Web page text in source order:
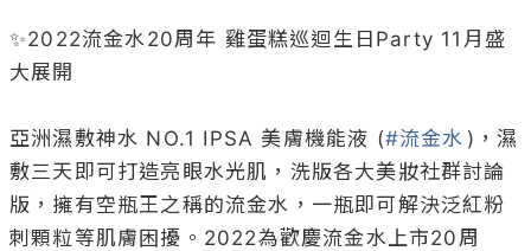
✨2022流金水20周年 雞蛋糕巡迴生日Party 11月盛
大展開
亞洲濕敷神水 NO.1 IPSA 美膚機能液 (#流金水 )，濕
敷三天即可打造亮眼水光肌，洗版各大美妝社群討論
版，擁有空瓶王之稱的流金水，一瓶即可解決泛紅粉
刺顆粒等肌膚困擾。2022為歡慶流金水上市20周